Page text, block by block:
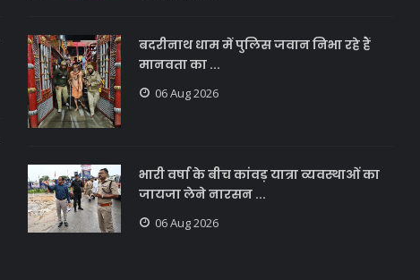
बदरीनाथ धाम में पुलिस जवान निभा रहे हैं
मानवता का ...
06 Aug 2026
भारी वर्षा के बीच कांवड़ यात्रा व्यवस्थाओं का
जायजा लेने नारसन ...
06 Aug 2026